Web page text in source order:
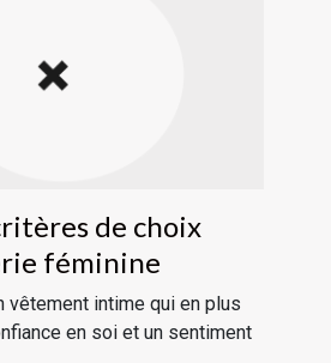
de choix
féminine
vêtement intime qui en plus
en soi et un sentiment